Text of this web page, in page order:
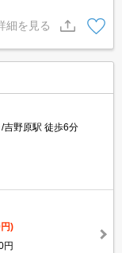
ホン♪シャッター付♪
合わせでご内見出来
キホーテ蓮田店♪
細を見る
吉野原駅 徒歩6分
)
円